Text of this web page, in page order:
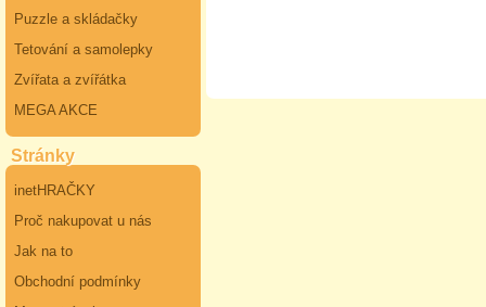
Puzzle a skládačky
Tetování a samolepky
Zvířata a zvířátka
MEGA AKCE
Stránky
inetHRAČKY
Proč nakupovat u nás
Jak na to
Obchodní podmínky